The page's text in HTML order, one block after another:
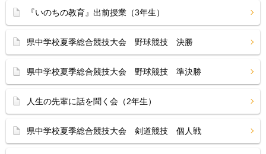
『いのちの教育』出前授業（3年生）
県中学校夏季総合競技大会 野球競技 決勝
県中学校夏季総合競技大会 野球競技 準決勝
人生の先輩に話を聞く会（2年生）
県中学校夏季総合競技大会 剣道競技 個人戦